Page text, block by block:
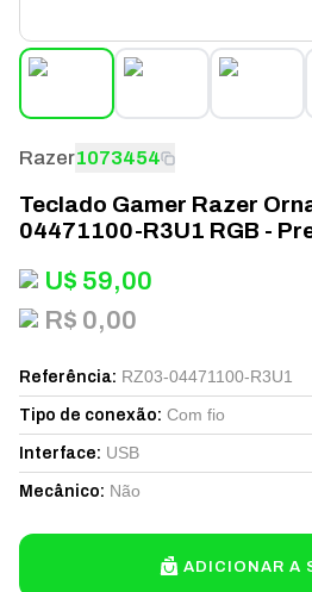
Razer1073454
Teclado Gamer Razer
04471100-R3U1 RGB -
U$ 59,00
R$ 0,00
Referência: RZ03-04471100-R3U1
Tipo de conexão: Com fio
Interface: USB
Mecânico: Não
ADICIONAR A